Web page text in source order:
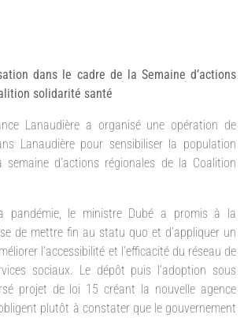
dans le cadre de la Semaine d’actions
solidarité santé
Lanaudière a organisé une opération de
Lanaudière pour sensibiliser la population
d’actions régionales de la Coalition
pandémie, le ministre Dubé a promis à la
de mettre fin au statu quo et d’appliquer un
l’accessibilité et l’efficacité du réseau de
sociaux. Le dépôt puis l’adoption sous
projet de loi 15 créant la nouvelle agence
plutôt à constater que le gouvernement